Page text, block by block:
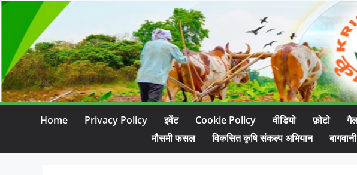
Home Privacy Policy इवेंट Cookie Policy वीडियो फ़ोटो
मौसमी फसल
विकसित कृषि संकल्प अभियान बागवानी